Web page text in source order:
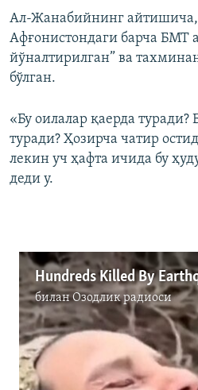
Ал-Жанабийнинг айтишича,
Афғонистондаги барча БМТ
йўналтирилган” ва
бўлган.
«Бу оилалар қаерда туради?
туради? Ҳозирча чатир
лекин уч ҳафта ичида бу
деди у.
биланОзодлик радиоси